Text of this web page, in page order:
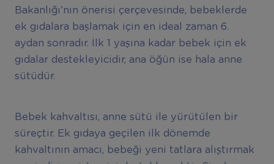
Bakanlığı’nın önerisi çerçevesinde, bebeklerde
ek gıdalara başlamak için en ideal zaman 6.
aydan sonradır. İlk 1 yaşına kadar bebek için ek
gıdalar destekleyicidir, ana öğün ise hala anne
sütüdür.
Bebek kahvaltısı, anne sütü ile yürütülen bir
süreçtir. Ek gıdaya geçilen ilk dönemde
kahvaltının amacı, bebeği yeni tatlara alıştırmak